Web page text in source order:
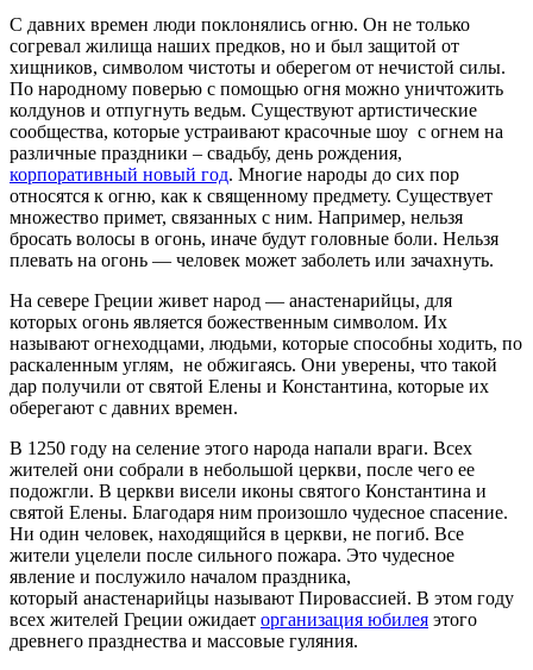
С давних времен люди поклонялись огню. Он не только
согревал жилища наших предков, но и был защитой от
хищников, символом чистоты и оберегом от нечистой силы.
По народному поверью с помощью огня можно уничтожить
колдунов и отпугнуть ведьм. Существуют артистические
сообщества, которые устраивают красочные шоу с огнем на
различные праздники – свадьбу, день рождения,
корпоративный новый год. Многие народы до сих пор
относятся к огню, как к священному предмету. Существует
множество примет, связанных с ним. Например, нельзя
бросать волосы в огонь, иначе будут головные боли. Нельзя
плевать на огонь — человек может заболеть или зачахнуть.
На севере Греции живет народ — анастенарийцы, для
которых огонь является божественным символом. Их
называют огнеходцами, людьми, которые способны ходить, по
раскаленным углям, не обжигаясь. Они уверены, что такой
дар получили от святой Елены и Константина, которые их
оберегают с давних времен.
В 1250 году на селение этого народа напали враги. Всех
жителей они собрали в небольшой церкви, после чего ее
подожгли. В церкви висели иконы святого Константина и
святой Елены. Благодаря ним произошло чудесное спасение.
Ни один человек, находящийся в церкви, не погиб. Все
жители уцелели после сильного пожара. Это чудесное
явление и послужило началом праздника,
который анастенарийцы называют Пировассией. В этом году
всех жителей Греции ожидает организация юбилея этого
древнего празднества и массовые гуляния.